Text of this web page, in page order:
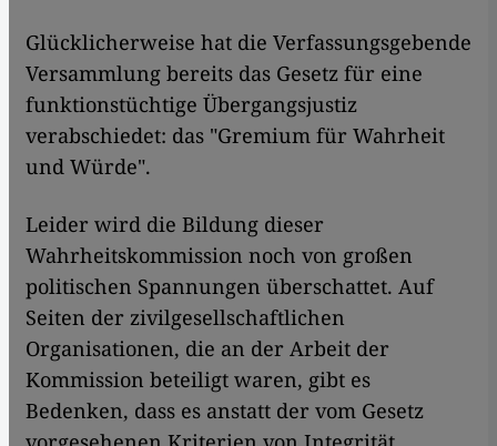
Glücklicherweise hat die Verfassungsgebende
Versammlung bereits das Gesetz für eine
funktionstüchtige Übergangsjustiz
verabschiedet: das "Gremium für Wahrheit
und Würde".
Leider wird die Bildung dieser
Wahrheitskommission noch von großen
politischen Spannungen überschattet. Auf
Seiten der zivilgesellschaftlichen
Organisationen, die an der Arbeit der
Kommission beteiligt waren, gibt es
Bedenken, dass es anstatt der vom Gesetz